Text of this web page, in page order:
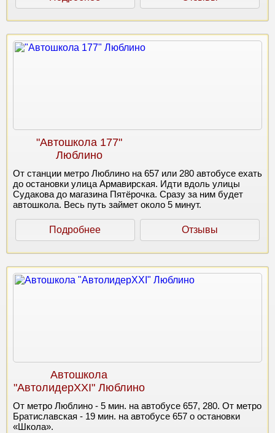
"Автошкола 177"
Люблино
От станции метро Люблино на 657 или 280 автобусе ехать
до остановки улица Армавирская. Идти вдоль улицы
Судакова до магазина Пятёрочка. Сразу за ним будет
автошкола. Весь путь займет около 5 минут.
Подробнее Отзывы
Автошкола
"АвтолидерXXI" Люблино
От метро Люблино - 5 мин. на автобусе 657, 280. От метро
Братиславская - 19 мин. на автобусе 657 о остановки
«Школа».